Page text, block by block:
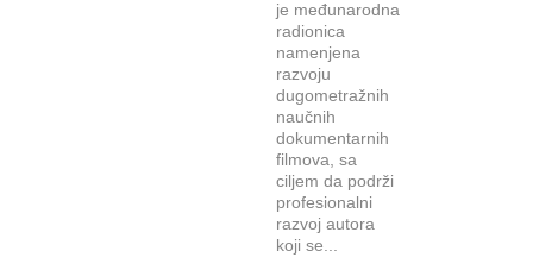
je međunarodna
radionica
namenjena
razvoju
dugometražnih
naučnih
dokumentarnih
filmova, sa
ciljem da podrži
profesionalni
razvoj autora
koji se...